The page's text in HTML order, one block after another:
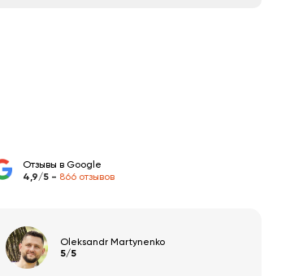
Разработка Web Services на
Отзывы в Google
4,9/5 - 866 отзывов
Oleksandr Martynenko
5/5